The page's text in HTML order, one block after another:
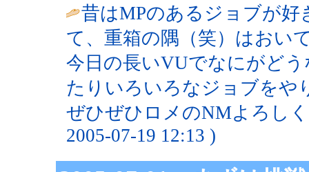
昔はMPのあるジョブが
て、重箱の隅（笑）はおい
今日の長いVUでなにがど
たりいろいろなジョブをや
ぜひぜひロメのNMよろし
2005-07-19 12:13 )